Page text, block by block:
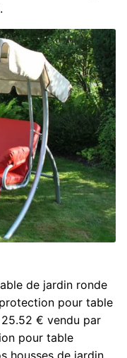
de jardin ronde
pour table
€ vendu par
pour table
housses de jardin